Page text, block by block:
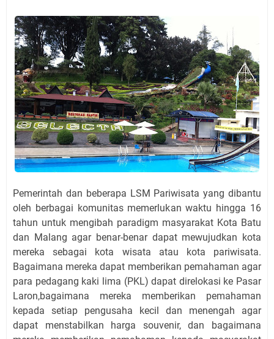
Pemerintah dan beberapa LSM Pariwisata yang dibantu
oleh berbagai komunitas memerlukan waktu hingga 16
tahun untuk mengibah paradigm masyarakat Kota Batu
dan Malang agar benar-benar dapat mewujudkan kota
mereka sebagai kota wisata atau kota pariwisata.
Bagaimana mereka dapat memberikan pemahaman agar
para pedagang kaki lima (PKL) dapat direlokasi ke Pasar
Laron,bagaimana mereka memberikan pemahaman
kepada setiap pengusaha kecil dan menengah agar
dapat menstabilkan harga souvenir, dan bagaimana